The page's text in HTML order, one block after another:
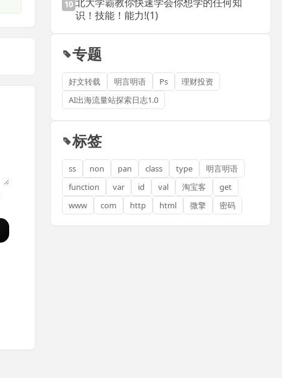
10
识！技能！能力!(1)
专题
好文转载 明言明语 Ps
理财投资
AI出海流量站探索日志1.0
标签
ss non pan class type
明言明语
function
var id val 淘宝客
get
www
com http html 微擎 密码